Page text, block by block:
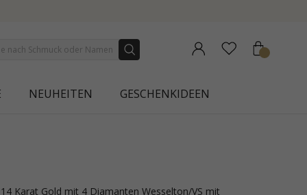
NEUHEITEN GESCHENKIDEEN